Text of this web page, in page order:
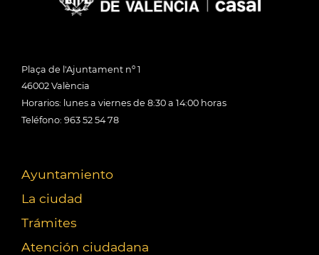
Plaça de l'Ajuntament nº 1
46002 València
Horarios: lunes a viernes de 8:30 a 14:00 horas
Teléfono: 963 52 54 78
Ayuntamiento
La ciudad
Trámites
Atención ciudadana